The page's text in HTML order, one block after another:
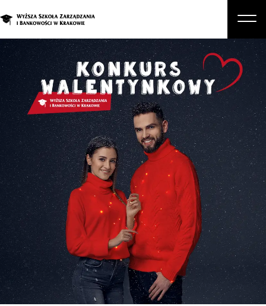
O nas
Studia
Studia podyplomowe i kursy
Kandydat
Student
Biznes
Zapisz się na studia